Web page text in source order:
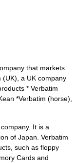
that markets
(UK), a UK company
* Verbatim
*Verbatim (horse),
It is a
of Japan. Verbatim
such as floppy
Cards and